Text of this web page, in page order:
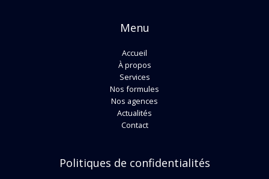
Menu
Accueil
À propos
Services
Nos formules
Nos agences
Actualités
Contact
Politiques de confidentialités